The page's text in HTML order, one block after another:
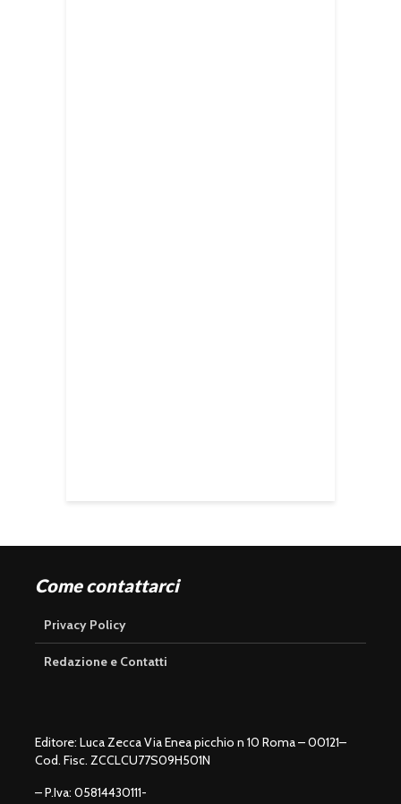
Come contattarci
Privacy Policy
Redazione e Contatti
Editore: Luca Zecca Via Enea picchio n 10 Roma – 00121–
Cod. Fisc. ZCCLCU77S09H501N
– P.Iva: 05814430111-